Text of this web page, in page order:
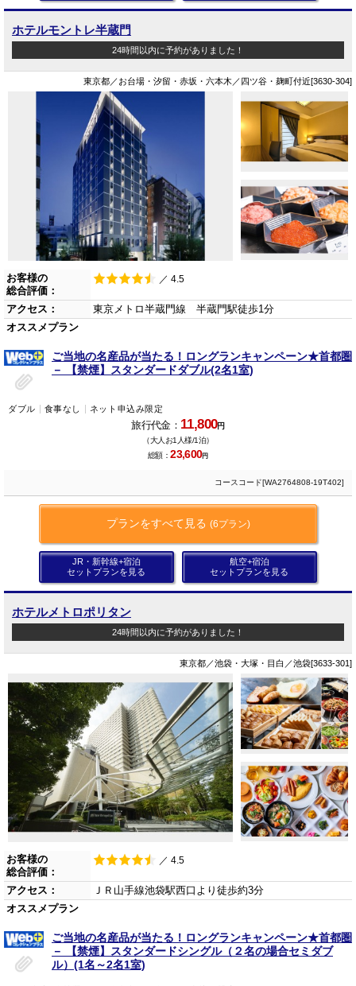
ホテルモントレ半蔵門
24時間以内に予約がありました！
東京都／お台場・汐留・赤坂・六本木／四ツ谷・麹町付近[3630-304]
お客様の
総合評価：
／ 4.5
アクセス：
東京メトロ半蔵門線 半蔵門駅徒歩1分
オススメプラン
ご当地の名産品が当たる！ロングランキャンペーン★首都圏
－ 【禁煙】スタンダードダブル(2名1室)
ダブル 食事なし ネット申込み限定
旅行代金： 11,800円
（大人お1人様/1泊）
総額：23,600円
コースコード[WA2764808-19T402]
プランをすべて見る (6プラン)
JR・新幹線+宿泊
セットプランを見る
航空+宿泊
セットプランを見る
ホテルメトロポリタン
24時間以内に予約がありました！
東京都／池袋・大塚・目白／池袋[3633-301]
お客様の
総合評価：
／ 4.5
アクセス：
ＪＲ山手線池袋駅西口より徒歩約3分
オススメプラン
ご当地の名産品が当たる！ロングランキャンペーン★首都圏
－ 【禁煙】スタンダードシングル（２名の場合セミダブ
ル）(1名～2名1室)